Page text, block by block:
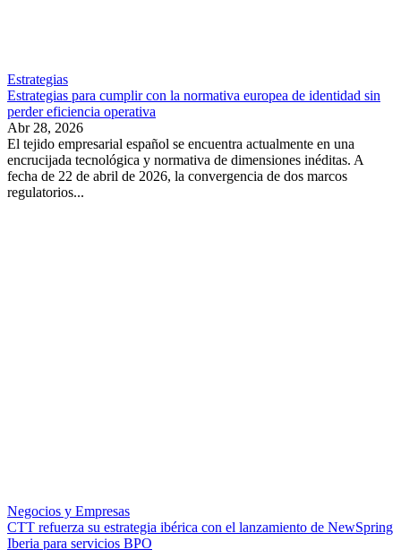
Estrategias
Estrategias para cumplir con la normativa europea de identidad sin
perder eficiencia operativa
Abr 28, 2026
El tejido empresarial español se encuentra actualmente en una
encrucijada tecnológica y normativa de dimensiones inéditas. A
fecha de 22 de abril de 2026, la convergencia de dos marcos
regulatorios...
Negocios y Empresas
CTT refuerza su estrategia ibérica con el lanzamiento de NewSpring
Iberia para servicios BPO